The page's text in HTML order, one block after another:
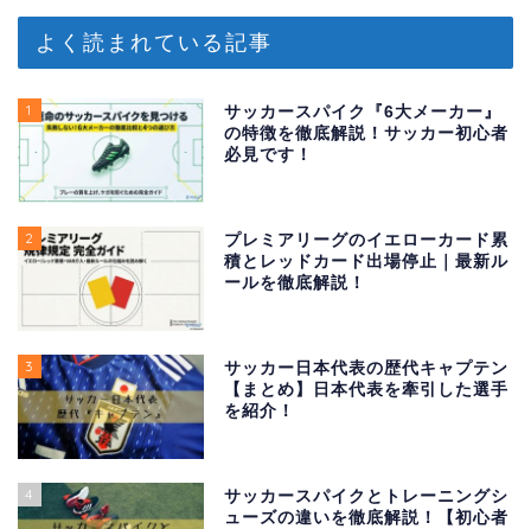
よく読まれている記事
1
サッカースパイク『6大メーカー』
の特徴を徹底解説！サッカー初心者
必見です！
2
プレミアリーグのイエローカード累
積とレッドカード出場停止｜最新ル
ールを徹底解説！
3
サッカー日本代表の歴代キャプテン
【まとめ】日本代表を牽引した選手
を紹介！
4
サッカースパイクとトレーニングシ
ューズの違いを徹底解説！【初心者